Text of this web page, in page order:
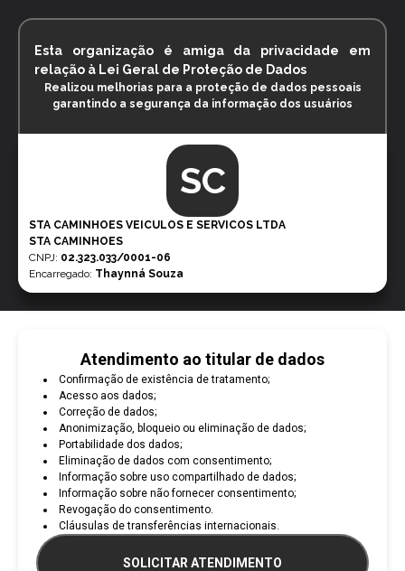
Esta organização é amiga da privacidade em
relação à Lei Geral de Proteção de Dados
Realizou melhorias para a proteção de dados pessoais
garantindo a segurança da informação dos usuários
SC
STA CAMINHOES VEICULOS E SERVICOS LTDA
STA CAMINHOES
CNPJ: 02.323.033/0001-06
Encarregado: Thaynná Souza
Atendimento ao titular de dados
Confirmação de existência de tratamento;
Acesso aos dados;
Correção de dados;
Anonimização, bloqueio ou eliminação de dados;
Portabilidade dos dados;
Eliminação de dados com consentimento;
Informação sobre uso compartilhado de dados;
Informação sobre não fornecer consentimento;
Revogação do consentimento.
Cláusulas de transferências internacionais.
SOLICITAR ATENDIMENTO